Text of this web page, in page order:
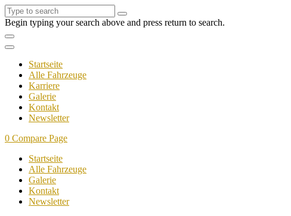
Begin typing your search above and press return to search.
Startseite
Alle Fahrzeuge
Karriere
Galerie
Kontakt
Newsletter
0 Compare Page
Startseite
Alle Fahrzeuge
Galerie
Kontakt
Newsletter